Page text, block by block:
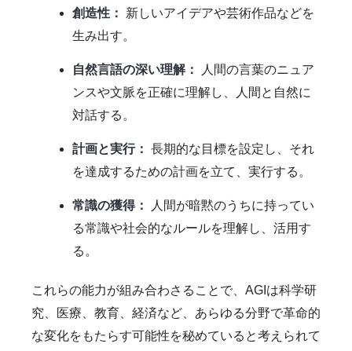
創造性：
新しいアイデアや芸術作品などを
生み出す。
自然言語の深い理解：
人間の言葉のニュア
ンスや文脈を正確に理解し、人間と自然に
対話する。
計画と実行： 長期的な目標を設定し、それ
を達成するための計画を立て、実行する。
常識の獲得：
人間が暗黙のうちに持ってい
る常識や社会的なルールを理解し、活用す
る。
これらの能力が組み合わさることで、AGIは科学研
究、医療、教育、経済など、あらゆる分野で革命的
な変化をもたらす可能性を秘めていると考えられて